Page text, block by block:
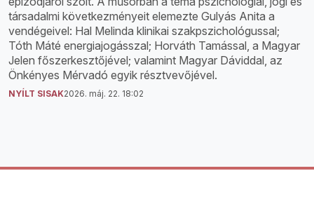
társadalmi következményeit elemezte Gulyás Anita a
vendégeivel: Hal Melinda klinikai szakpszichológussal;
Tóth Máté energiajogásszal; Horváth Tamással, a Magyar
Jelen főszerkesztőjével; valamint Magyar Dáviddal, az
Önkényes Mérvadó egyik résztvevőjével.
NYÍLT SISAK2026. máj. 22. 18:02